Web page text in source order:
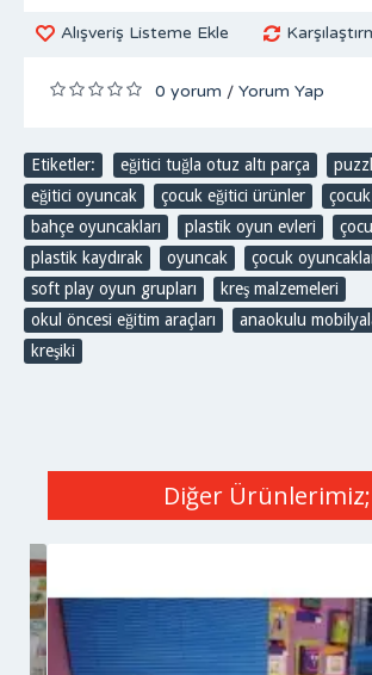
Alışveriş Listeme Ekle
0 yorum / Yorum Yap
Etiketler: eğitici tuğla otuz altı parça
eğitici oyuncak
çocuk eğitici ürünler
bahçe oyuncakları
plastik oyun evleri
plastik kaydırak
oyuncak çocuk
soft play oyun grupları
kreş malzemeleri
okul öncesi eğitim araçları
anaokulu
kreşiki
Diğer Ürünlerimiz;